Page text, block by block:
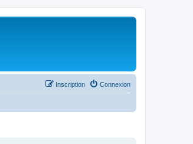
Connexion
Inscription